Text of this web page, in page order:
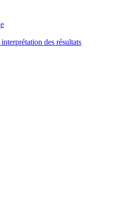
des résultats